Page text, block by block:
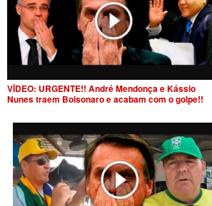
VÍDEO: URGENTE!! André Mendonça e Kássio
Nunes traem Bolsonaro e acabam com o golpe!!